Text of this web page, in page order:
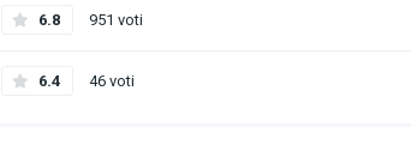
6.8 951 voti
6.4 46 voti